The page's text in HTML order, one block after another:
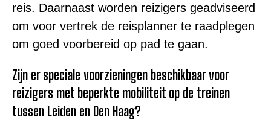
reis. Daarnaast worden reizigers geadviseerd
om voor vertrek de reisplanner te raadplegen
om goed voorbereid op pad te gaan.
Zijn er speciale voorzieningen beschikbaar voor
reizigers met beperkte mobiliteit op de treinen
tussen Leiden en Den Haag?